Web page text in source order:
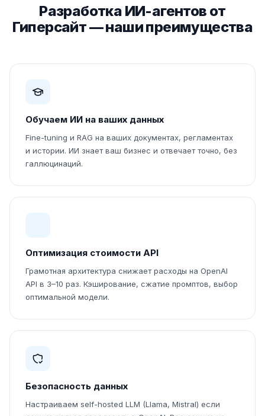
Разработка ИИ-агентов от
Гиперсайт — наши преимущества
Обучаем ИИ на ваших данных
Fine-tuning и RAG на ваших документах, регламентах
и истории. ИИ знает ваш бизнес и отвечает точно, без
галлюцинаций.
Оптимизация стоимости API
Грамотная архитектура снижает расходы на OpenAI
API в 3–10 раз. Кэширование, сжатие промптов, выбор
оптимальной модели.
Безопасность данных
Настраиваем self-hosted LLM (Llama, Mistral) если